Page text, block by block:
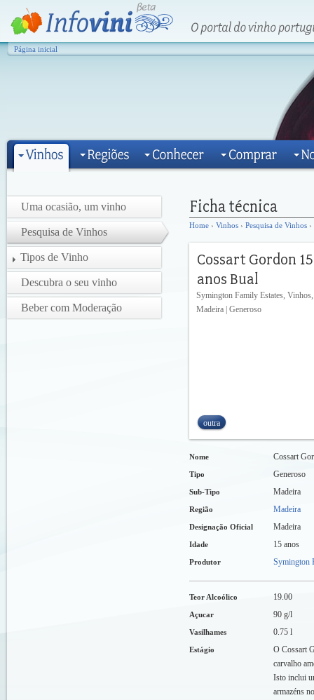
Página inicial
Uma ocasião, um vinho
Pesquisa de Vinhos
Tipos de Vinho
Descubra o seu vinho
Beber com Moderação
Home › Vinhos › Pesquisa de Vinhos
Symington Family Estates,
Madeira | Generoso
outra
Nome Cossart
Tipo Generoso
Sub-Tipo Madeira
Região Madeira
Designação Oficial Madeira
Idade 15 anos
Produtor Symington
Teor Alcoólico 19.00
Açucar 90 g/l
Vasilhames 0.75 l
Estágio
O Cossart
carvalho
Isto inclui
armazéns